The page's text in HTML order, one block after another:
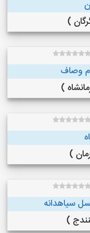
وصاف
سیاهدانه